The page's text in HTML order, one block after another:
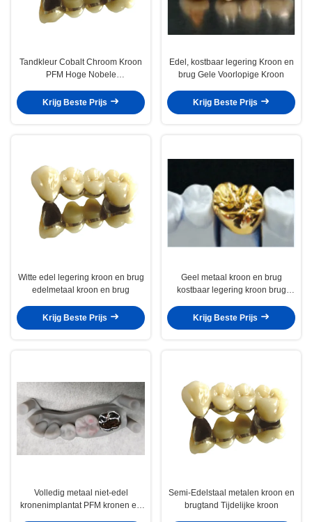
Tandkleur Cobalt Chroom Kroon
PFM Hoge Nobele
Krijg Beste Prijs
Edel, kostbaar legering Kroon en
brug Gele Voorlopige Kroon
Krijg Beste Prijs
Witte edel legering kroon en brug
edelmetaal kroon en brug
Krijg Beste Prijs
Geel metaal kroon en brug
kostbaar legering kroon brug
Krijg Beste Prijs
Volledig metaal niet-edel
kronenimplantat PFM kronen en
Semi-Edelstaal metalen kroon en
brugtand Tijdelijke kroon